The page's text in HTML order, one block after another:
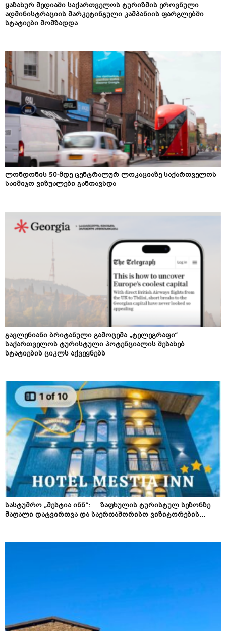
ყაზახურ მედიაში საქართველოს ტურიზმის ეროვნული
ადმინისტრაციის მარკეტინგული კამპანიის ფარგლებში
სტატიები მომზადდა
ლონდონის 50-მდე ცენტრალურ ლოკაციაზე საქართველოს
საიმიჯო ვიზუალები განთავსდა
გავლენიანი ბრიტანული გამოცემა „ტელეგრაფი“
საქართველოს ტურისტული პოტენციალის შესახებ
სტატიების ციკლს აქვეყნებს
სასტუმრო „მესტია ინნ“: ზაფხულის ტურისტულ სეზონზე
მაღალი დატვირთვა და საერთაშორისო ვიზიტორების...